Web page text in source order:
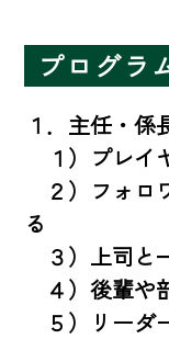
プログラ
１．主任・係
１）プレイ
２）フォロ
る
３）上司と
４）後輩や
５）リーダ